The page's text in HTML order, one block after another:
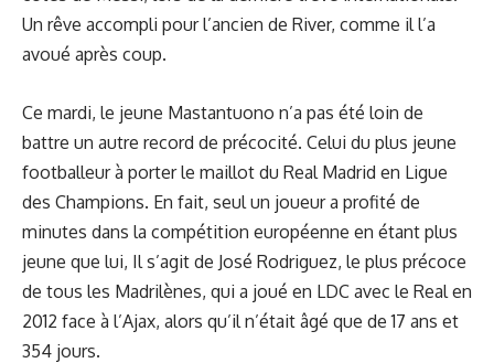
Un rêve accompli pour l’ancien de River, comme il l’a
avoué après coup.
Ce mardi, le jeune Mastantuono n’a pas été loin de
battre un autre record de précocité. Celui du plus jeune
footballeur à porter le maillot du Real Madrid en Ligue
des Champions. En fait, seul un joueur a profité de
minutes dans la compétition européenne en étant plus
jeune que lui, Il s’agit de José Rodriguez, le plus précoce
de tous les Madrilènes, qui a joué en LDC avec le Real en
2012 face à l’Ajax, alors qu’il n’était âgé que de 17 ans et
354 jours.